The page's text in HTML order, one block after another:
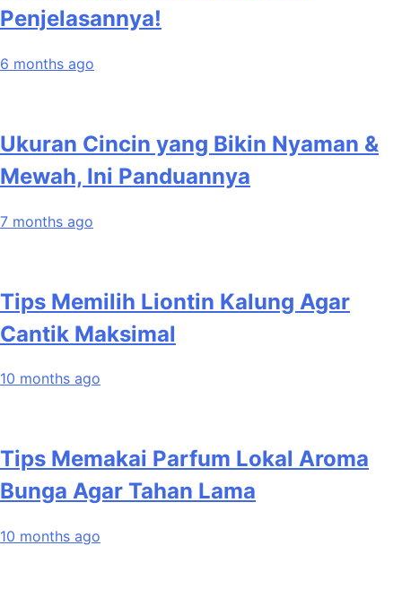
Penjelasannya!
6 months ago
Ukuran Cincin yang Bikin Nyaman &
Mewah, Ini Panduannya
7 months ago
Tips Memilih Liontin Kalung Agar
Cantik Maksimal
10 months ago
Tips Memakai Parfum Lokal Aroma
Bunga Agar Tahan Lama
10 months ago